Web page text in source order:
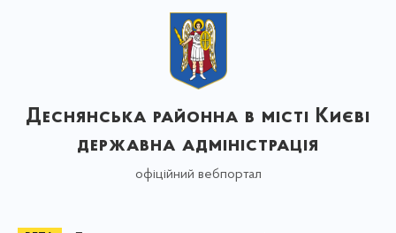
Деснянська районна в місті Києві
державна адміністрація
офіційний вебпортал